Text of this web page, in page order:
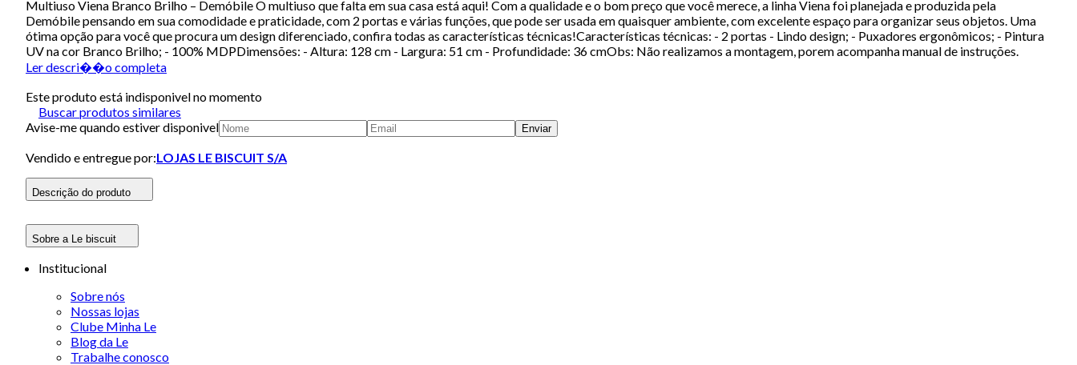
Multiuso Viena Branco Brilho – Demóbile O multiuso que falta em sua casa está aqui! Com a qualidade e o bom preço que você merece, a linha Viena foi planejada e produzida pela
Demóbile pensando em sua comodidade e praticidade, com 2 portas e várias funções, que pode ser usada em quaisquer ambiente, com excelente espaço para organizar seus objetos. Uma
ótima opção para você que procura um design diferenciado, confira todas as características técnicas!Características técnicas: - 2 portas - Lindo design; - Puxadores ergonômicos; - Pintura
UV na cor Branco Brilho; - 100% MDPDimensões: - Altura: 128 cm - Largura: 51 cm - Profundidade: 36 cmObs: Não realizamos a montagem, porem acompanha manual de instruções.
Ler descri��o completa
Este produto está indisponivel no momento
Buscar produtos similares
Avise-me quando estiver disponivel
Enviar
Vendido e entregue por:LOJAS LE BISCUIT S/A
Descrição do produto
Sobre a Le biscuit
Institucional
Sobre nós
Nossas lojas
Clube Minha Le
Blog da Le
Trabalhe conosco